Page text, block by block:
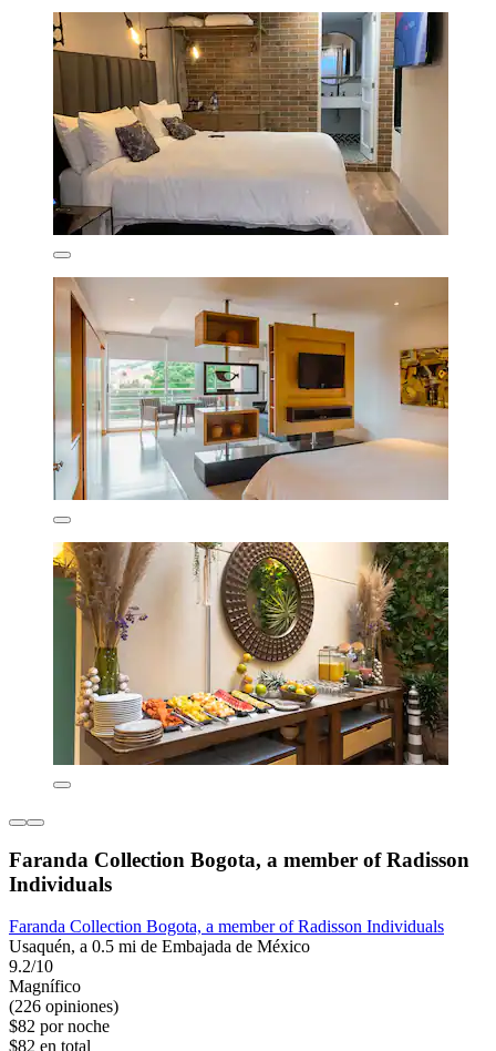
Faranda Collection Bogota, a member of Radisson
Individuals
Faranda Collection Bogota, a member of Radisson Individuals
Usaquén, a 0.5 mi de Embajada de México
9.2/10
Magnífico
(226 opiniones)
$82 por noche
$82 en total